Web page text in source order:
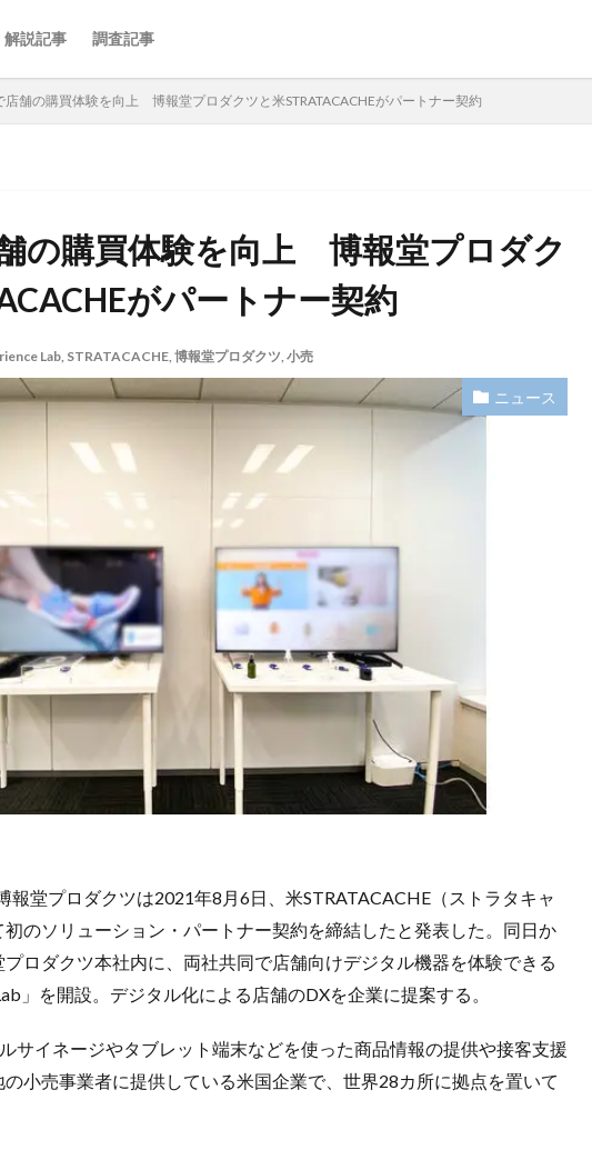
解説記事 調査記事
店舗の購買体験を向上 博報堂プロダクツと米STRATACACHEがパートナー契約
の購買体験を向上 博報堂プロダク
がパートナー契約
Lab, STRATACACHE, 博報堂プロダクツ, 小売
ニュース
報堂プロダクツは2021年8月6日、米STRATACACHE（ストラタキャ
のソリューション・パートナー契約を締結したと発表した。同日か
ロダクツ本社内に、両社共同で店舗向けデジタル機器を体験できる
」を開設。デジタル化による店舗のDXを企業に提案する。
サイネージやタブレット端末などを使った商品情報の提供や接客支援
小売事業者に提供している米国企業で、世界28カ所に拠点を置いて